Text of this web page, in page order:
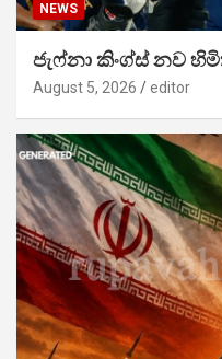
NEWS
ජැෆ්නා කිංග්ස් නව
August 5, 2026 editor